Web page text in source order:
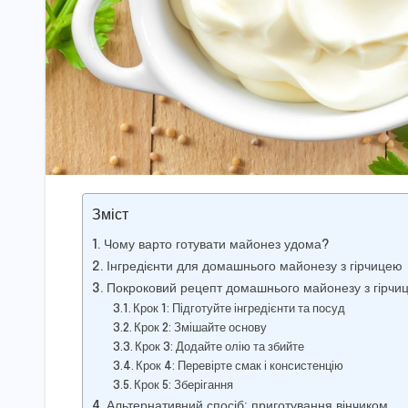
Зміст
Чому варто готувати майонез удома?
Інгредієнти для домашнього майонезу з гірчицею
Покроковий рецепт домашнього майонезу з
Крок 1: Підготуйте інгредієнти та посуд
Крок 2: Змішайте основу
Крок 3: Додайте олію та збийте
Крок 4: Перевірте смак і консистенцію
Крок 5: Зберігання